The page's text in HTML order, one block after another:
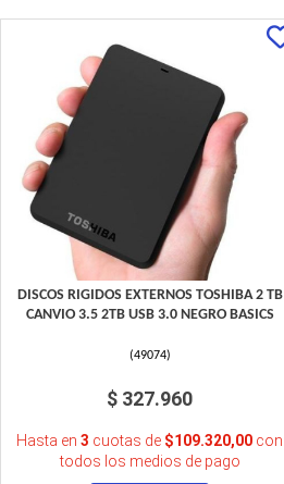
DISCOS RIGIDOS EXTERNOS TOSHIBA 2 TB
CANVIO 3.5 2TB USB 3.0 NEGRO BASICS
(49074)
$ 327.960
Hasta en 3 cuotas de $109.320,00 con
todos los medios de pago